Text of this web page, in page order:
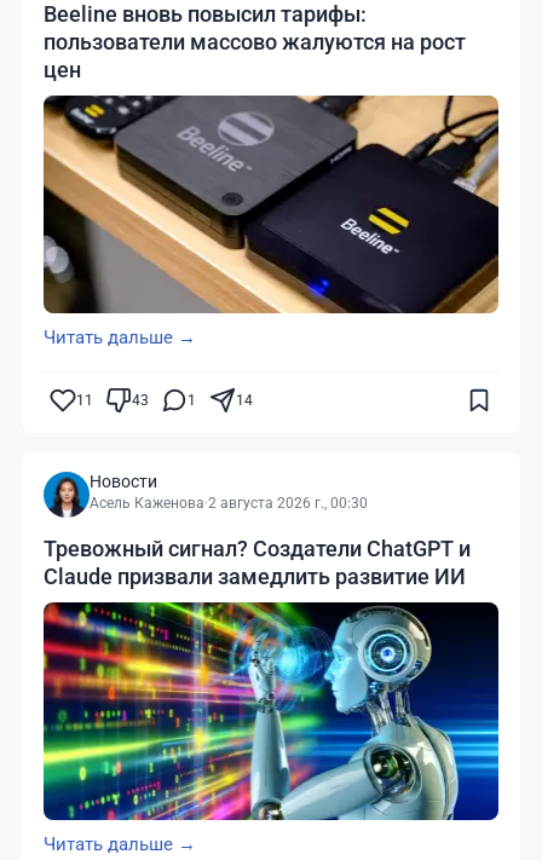
Beeline вновь повысил тарифы:
пользователи массово жалуются на рост
цен
Читать дальше →
11 43 1 14
Новости
Асель Каженова·2 августа 2026 г., 00:30
Тревожный сигнал? Создатели ChatGPT и
Claude призвали замедлить развитие ИИ
Читать дальше →